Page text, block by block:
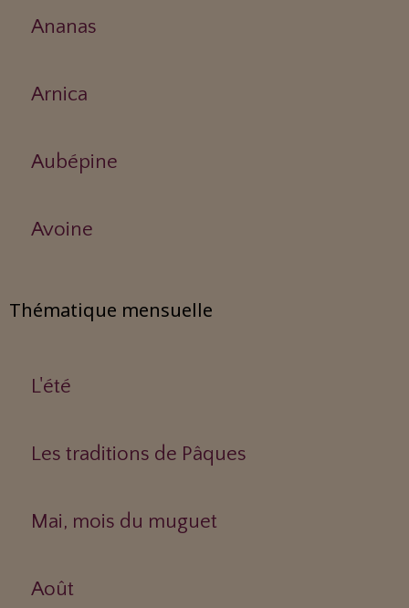
Ananas
Arnica
Aubépine
Avoine
Thématique mensuelle
L'été
Les traditions de Pâques
Mai, mois du muguet
Août